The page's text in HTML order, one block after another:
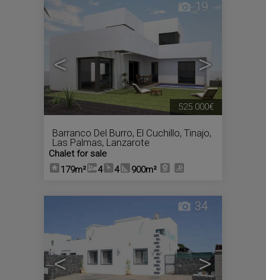
< >
19
Barranco Del Burro, El Cuchillo, Tinajo,
Las Palmas, Lanzarote
Chalet for sale
179m²
4 4 900m²
525.000€
< >
34